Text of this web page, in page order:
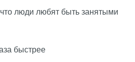
люди любят быть занятыми
быстрее